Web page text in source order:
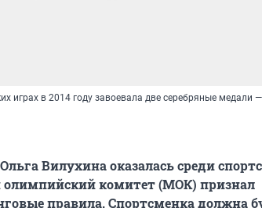
играх в 2014 году завоевала две серебряные медали —
Вилухина оказалась среди
комитет (МОК) признал
правила. Спортсменка должна